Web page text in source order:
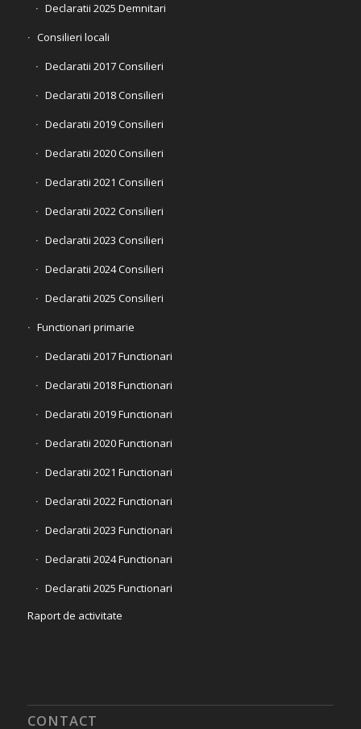
Declaratii 2025 Demnitari
Consilieri locali
Declaratii 2017 Consilieri
Declaratii 2018 Consilieri
Declaratii 2019 Consilieri
Declaratii 2020 Consilieri
Declaratii 2021 Consilieri
Declaratii 2022 Consilieri
Declaratii 2023 Consilieri
Declaratii 2024 Consilieri
Declaratii 2025 Consilieri
Functionari primarie
Declaratii 2017 Functionari
Declaratii 2018 Functionari
Declaratii 2019 Functionari
Declaratii 2020 Functionari
Declaratii 2021 Functionari
Declaratii 2022 Functionari
Declaratii 2023 Functionari
Declaratii 2024 Functionari
Declaratii 2025 Functionari
Raport de activitate
CONTACT